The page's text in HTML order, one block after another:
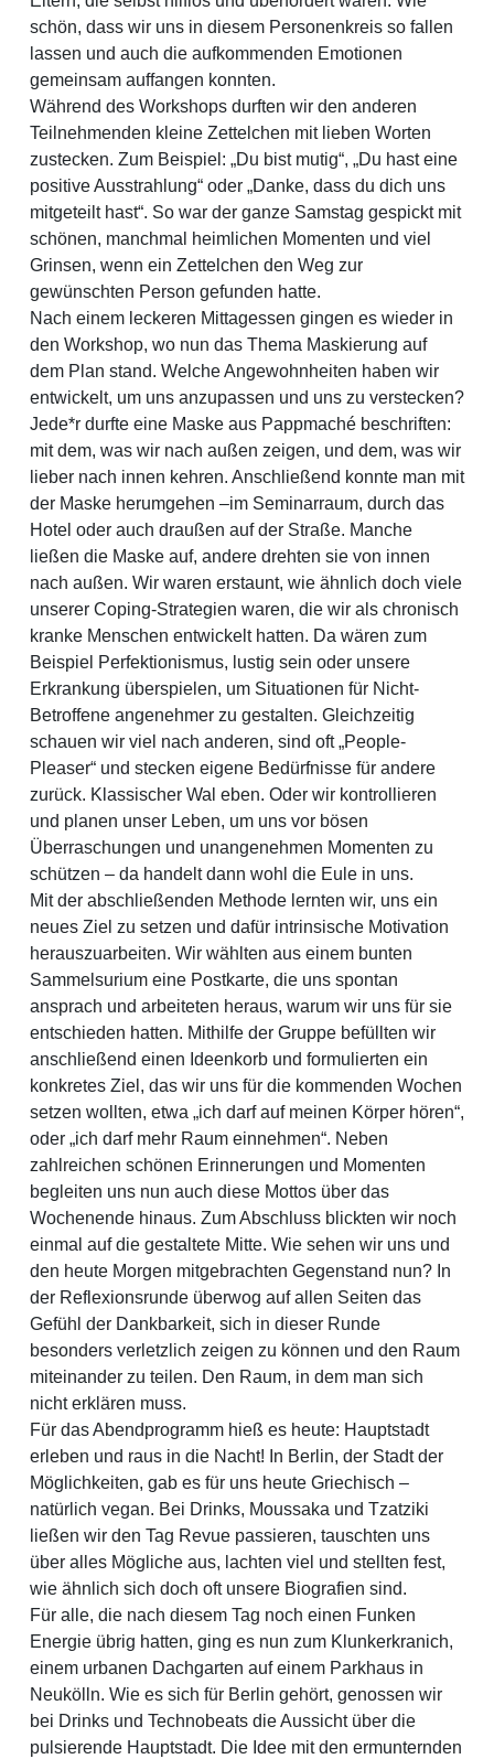
schön, dass wir uns in diesem Personenkreis so fallen
lassen und auch die aufkommenden Emotionen
gemeinsam auffangen konnten.
Während des Workshops durften wir den anderen
Teilnehmenden kleine Zettelchen mit lieben Worten
zustecken. Zum Beispiel: „Du bist mutig“, „Du hast eine
positive Ausstrahlung“ oder „Danke, dass du dich uns
mitgeteilt hast“. So war der ganze Samstag gespickt mit
schönen, manchmal heimlichen Momenten und viel
Grinsen, wenn ein Zettelchen den Weg zur
gewünschten Person gefunden hatte.
Nach einem leckeren Mittagessen gingen es wieder in
den Workshop, wo nun das Thema Maskierung auf
dem Plan stand. Welche Angewohnheiten haben wir
entwickelt, um uns anzupassen und uns zu verstecken?
Jede*r durfte eine Maske aus Pappmaché beschriften:
mit dem, was wir nach außen zeigen, und dem, was wir
lieber nach innen kehren. Anschließend konnte man mit
der Maske herumgehen –im Seminarraum, durch das
Hotel oder auch draußen auf der Straße. Manche
ließen die Maske auf, andere drehten sie von innen
nach außen. Wir waren erstaunt, wie ähnlich doch viele
unserer Coping-Strategien waren, die wir als chronisch
kranke Menschen entwickelt hatten. Da wären zum
Beispiel Perfektionismus, lustig sein oder unsere
Erkrankung überspielen, um Situationen für Nicht-
Betroffene angenehmer zu gestalten. Gleichzeitig
schauen wir viel nach anderen, sind oft „People-
Pleaser“ und stecken eigene Bedürfnisse für andere
zurück. Klassischer Wal eben. Oder wir kontrollieren
und planen unser Leben, um uns vor bösen
Überraschungen und unangenehmen Momenten zu
schützen – da handelt dann wohl die Eule in uns.
Mit der abschließenden Methode lernten wir, uns ein
neues Ziel zu setzen und dafür intrinsische Motivation
herauszuarbeiten. Wir wählten aus einem bunten
Sammelsurium eine Postkarte, die uns spontan
ansprach und arbeiteten heraus, warum wir uns für sie
entschieden hatten. Mithilfe der Gruppe befüllten wir
anschließend einen Ideenkorb und formulierten ein
konkretes Ziel, das wir uns für die kommenden Wochen
setzen wollten, etwa „ich darf auf meinen Körper hören“,
oder „ich darf mehr Raum einnehmen“. Neben
zahlreichen schönen Erinnerungen und Momenten
begleiten uns nun auch diese Mottos über das
Wochenende hinaus. Zum Abschluss blickten wir noch
einmal auf die gestaltete Mitte. Wie sehen wir uns und
den heute Morgen mitgebrachten Gegenstand nun? In
der Reflexionsrunde überwog auf allen Seiten das
Gefühl der Dankbarkeit, sich in dieser Runde
besonders verletzlich zeigen zu können und den Raum
miteinander zu teilen. Den Raum, in dem man sich
nicht erklären muss.
Für das Abendprogramm hieß es heute: Hauptstadt
erleben und raus in die Nacht! In Berlin, der Stadt der
Möglichkeiten, gab es für uns heute Griechisch –
natürlich vegan. Bei Drinks, Moussaka und Tzatziki
ließen wir den Tag Revue passieren, tauschten uns
über alles Mögliche aus, lachten viel und stellten fest,
wie ähnlich sich doch oft unsere Biografien sind.
Für alle, die nach diesem Tag noch einen Funken
Energie übrig hatten, ging es nun zum Klunkerkranich,
einem urbanen Dachgarten auf einem Parkhaus in
Neukölln. Wie es sich für Berlin gehört, genossen wir
bei Drinks und Technobeats die Aussicht über die
pulsierende Hauptstadt. Die Idee mit den ermunternden